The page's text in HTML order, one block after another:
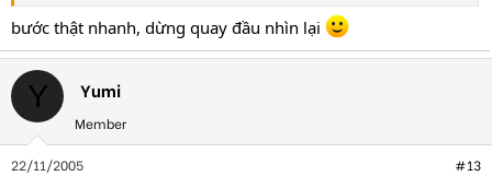
bước thật nhanh, dừng quay đầu nhìn lại
Y Yumi
Member
22/11/2005 #13